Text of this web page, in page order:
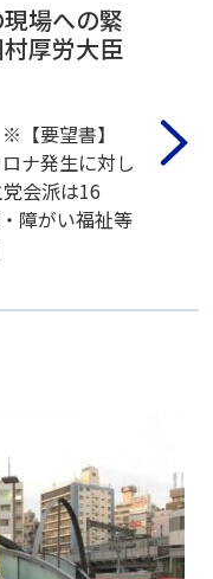
場への緊
厚労大臣
【要望書】
ナ発生に対し
会派は16
障がい福祉等